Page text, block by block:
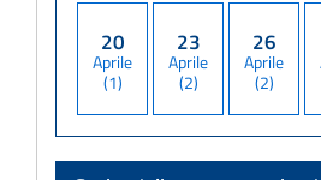
20
Aprile
(1)
23
Aprile
(2)
26
Aprile
(2)